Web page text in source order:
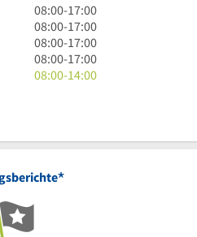
8
Uhr
bis
17
Uhr
08:00-17:00
8
Uhr
bis
17
08:00-17:00
8
Uhr
bis
08:00-17:00
8
Uhr
08:00-17:00
8
Uhr
08:00-14:00
*